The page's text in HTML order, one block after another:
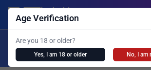
Lanka Ads
X
Girls Personal Live Cam
Age Verification
Are you 18 or older?
Yes, I am 18 or older No, I am